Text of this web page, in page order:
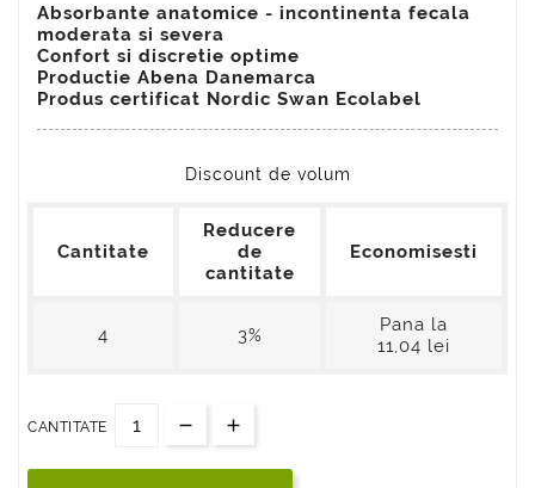
Absorbante anatomice - incontinenta fecala
moderata si severa
Confort si discretie optime
Productie Abena Danemarca
Produs certificat Nordic Swan Ecolabel
Discount de volum
Cantitate
Reducere
de
cantitate
Economisesti
4 3%
Pana la
11,04 lei
CANTITATE